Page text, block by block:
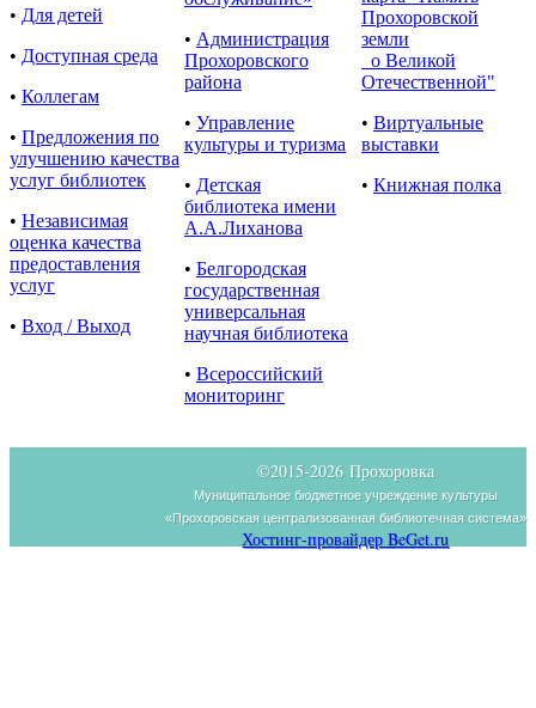
• Для детей
• Доступная среда
• Коллегам
• Предложения по
улучшению качества
услуг библиотек
• Независимая
оценка качества
предоставления
услуг
• Вход / Выход
• Администрация
Прохоровского
района
• Управление
культуры и туризма
• Детская
библиотека имени
А.А.Лиханова
• Белгородская
государственная
универсальная
научная библиотека
• Всероссийский
мониторинг
Прохоровской
земли
о Великой
Отечественной"
• Виртуальные
выставки
• Книжная полка
©2015-2026 Прохоровка
Муниципальное бюджетное учреждение культуры
«Прохоровская централизованная библиотечная система»
Хостинг-провайдер BeGet.ru